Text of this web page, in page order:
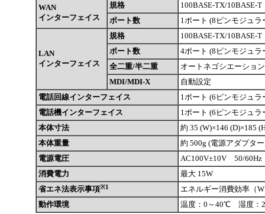
WAN
インターフェイス
規格
100BASE-TX/10BASE-T
ポート数
1ポート (8ピンモジュ
LAN
インターフェイス
規格
100BASE-TX/10BASE-T
ポート数
4ポート (8ピンモジュ
全二重/半二重
オートネゴシエーション
MDI/MDI-X
自動設定
電話回線インターフェイス
1ポート (6ピンモジュ
電話機インターフェイス
1ポート (6ピンモジュ
本体寸法
約 35 (W)×146 (D)×185
本体重量
約 500g (電源アダプタ
電源電圧
AC100V±10V 50/60Hz
消費電力
最大 15W
省エネ法表示事項※1
エネルギー消費効率（
動作環境
温度：0～40℃ 湿度：